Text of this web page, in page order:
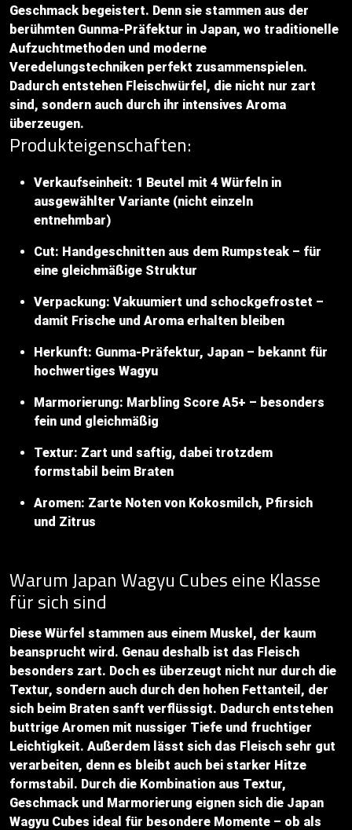
Geschmack begeistert. Denn sie stammen aus der
berühmten Gunma-Präfektur in Japan, wo traditionelle
Aufzuchtmethoden und moderne
Veredelungstechniken perfekt zusammenspielen.
Dadurch entstehen Fleischwürfel, die nicht nur zart
sind, sondern auch durch ihr intensives Aroma
überzeugen.
Produkteigenschaften:
Verkaufseinheit: 1 Beutel mit 4 Würfeln in
ausgewählter Variante (nicht einzeln
entnehmbar)
Cut: Handgeschnitten aus dem Rumpsteak – für
eine gleichmäßige Struktur
Verpackung: Vakuumiert und schockgefrostet –
damit Frische und Aroma erhalten bleiben
Herkunft: Gunma-Präfektur, Japan – bekannt für
hochwertiges Wagyu
Marmorierung: Marbling Score A5+ – besonders
fein und gleichmäßig
Textur: Zart und saftig, dabei trotzdem
formstabil beim Braten
Aromen: Zarte Noten von Kokosmilch, Pfirsich
und Zitrus
Warum Japan Wagyu Cubes eine Klasse
für sich sind
Diese Würfel stammen aus einem Muskel, der kaum
beansprucht wird. Genau deshalb ist das Fleisch
besonders zart. Doch es überzeugt nicht nur durch die
Textur, sondern auch durch den hohen Fettanteil, der
sich beim Braten sanft verflüssigt. Dadurch entstehen
buttrige Aromen mit nussiger Tiefe und fruchtiger
Leichtigkeit. Außerdem lässt sich das Fleisch sehr gut
verarbeiten, denn es bleibt auch bei starker Hitze
formstabil. Durch die Kombination aus Textur,
Geschmack und Marmorierung eignen sich die Japan
Wagyu Cubes ideal für besondere Momente – ob als